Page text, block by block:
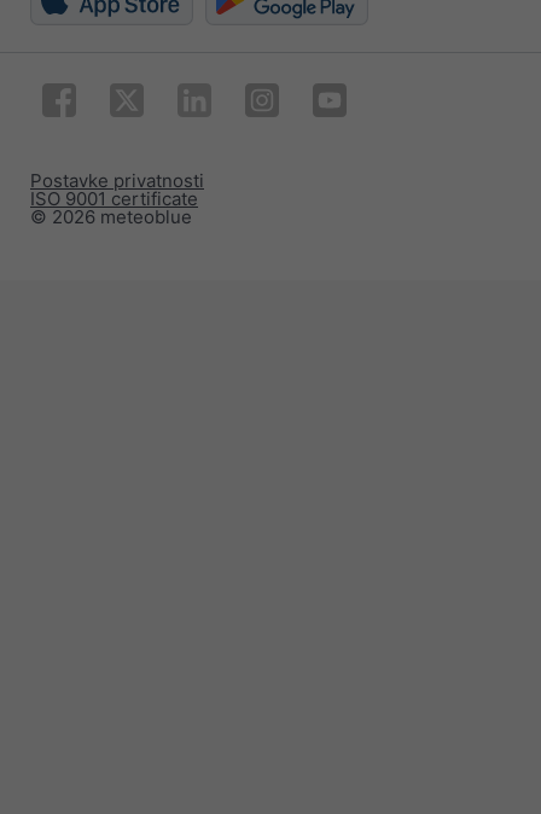
© 2026 meteoblue
ISO 9001 certificate
Postavke privatnosti